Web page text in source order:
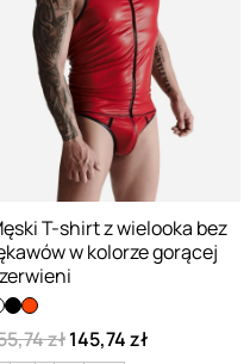
T-shirt z wielooka bez
w kolorze gorącej
zł145,74 zł